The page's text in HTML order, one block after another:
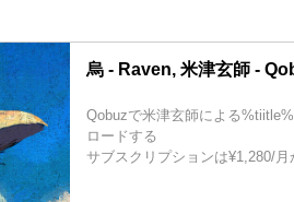
烏 - Raven, 米津玄師 -
Qobuzで米津玄師による
ロードする
サブスクリプションは¥1,280/月